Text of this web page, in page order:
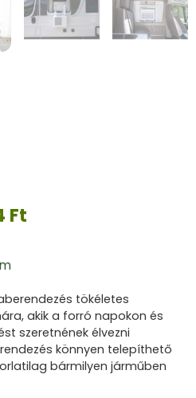
Ft
tökéletes
akik a forró napokon és
szeretnének élvezni
könnyen telepíthető
bármilyen járműben